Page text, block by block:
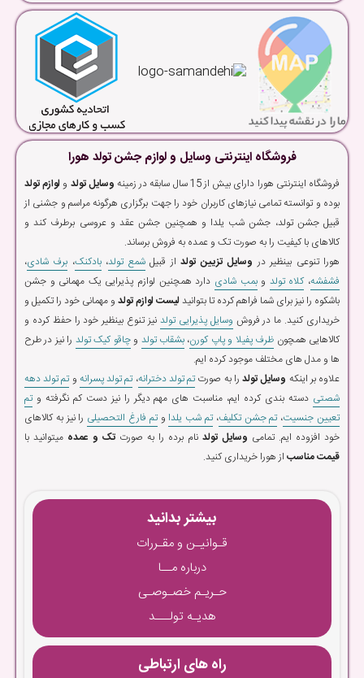
فروشگاه اینترنتی وسایل و لوازم جشن تولد هورا
فروشگاه اینترنتی هورا دارای بیش از 15 سال سابقه در زمینه وسایل تولد و لوازم تولد
بوده و توانسته تمامی نیازهای کاربران خود را جهت برگزاری هرگونه مراسم و جشنی از
قبیل جشن تولد، جشن شب یلدا و همچنین جشن عقد و عروسی برطرف کند و
کالاهای با کیفیت را به صورت تک و عمده به فروش برساند.
هورا تنوعی بینظیر در وسایل تزیین تولداز قبیلشمع تولد،بادکنک، برف شادی،
فشفشه،کلاه تولد وبمب شادی دارد همچنین لوازم پذیرایی یک مهمانی و جشن
باشکوه را نیز برای شما فراهم کرده تا بتوانیدلیست لوازم تولد و مهمانی خود را تکمیل و
خریداری کنید. ما در فروش وسایل پذیرایی تولد نیز تنوع بینظیر خود را حفظ کرده و
کالاهایی همچون ظرف پفیلا و پاپ کورن،بشقاب تولد وچاقو کیک تولد را نیز در طرح
ها و مدل های مختلف موجود کرده ایم.
علاوه بر اینکه وسایل تولدرا به صورتتم تولد دخترانه،تم تولد پسرانه وتم تولد دهه
شصتی دسته بندی کرده ایم، مناسبت های مهم دیگر را نیز دست کم نگرفته وتم
تعیین جنسیت،تم جشن تکلیف،تم شب یلدا وتم فارغ التحصیلی را نیز به کالاهای
خود افزوده ایم. تمامی وسایل تولد نام برده را به صورت تک و عمده میتوانید با
قیمت مناسب از هورا خریداری کنید.
بیشتر بدانید
قـوانیـن و مقـررات
درباره مــا
حـریـم خصـوصـی
هدیـه تولـــد
راه های ارتباطی